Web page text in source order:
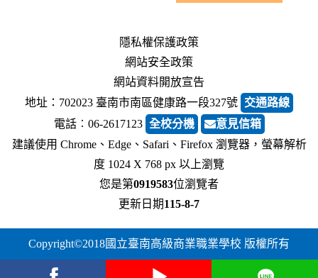
隱私權保護政策
網站安全政策
網站資料開放宣告
地址：702023 臺南市南區健康路一段327號 交通路線
電話︰06-2617123 全校分機
意見信箱
建議使用 Chrome、Edge、Safari、Firefox 瀏覽器，螢幕解析
度 1024 X 768 px 以上瀏覽
您是第0919583位瀏覽者
更新日期115-8-7
Copyright©2018國立臺南高級商業職業學校 版權所有